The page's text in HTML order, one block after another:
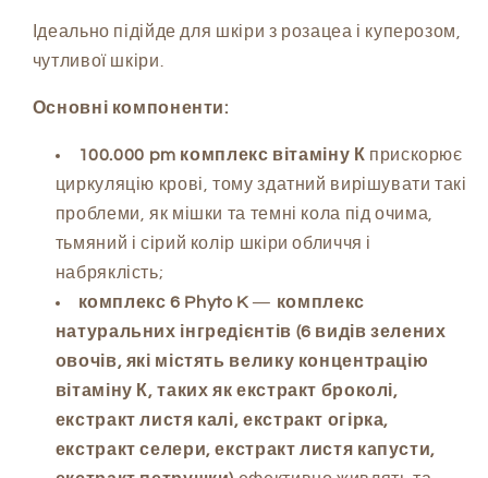
Ідеально підійде для шкіри з розацеа і куперозом,
чутливої шкіри.
Основні компоненти:
100.000 pm комплекс вітаміну К прискорює
циркуляцію крові, тому здатний вирішувати такі
проблеми, як мішки та темні кола під очима,
тьмяний і сірий колір шкіри обличчя і
набряклість;
комплекс 6 Phyto K — комплекс
натуральних інгредієнтів (6 видів зелених
овочів, які містять велику концентрацію
вітаміну К, таких як екстракт броколі,
екстракт листя калі, екстракт огірка,
екстракт селери, екстракт листя капусти,